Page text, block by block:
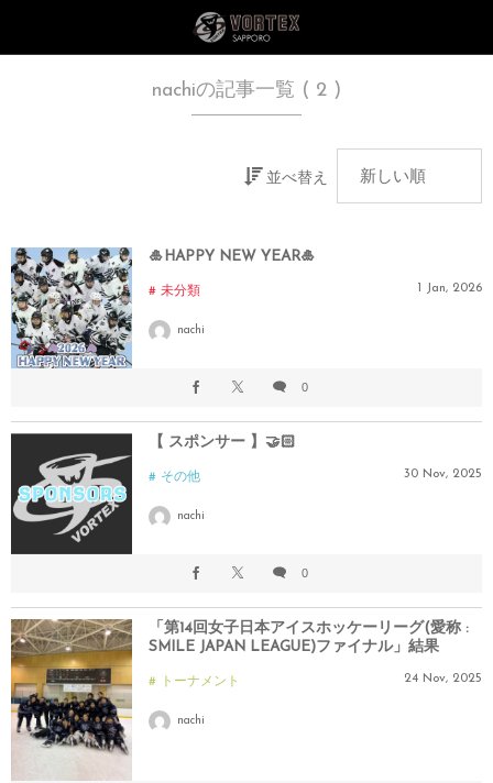
nachiの記事一覧 ( 2 )
並べ替え
🎍HAPPY NEW YEAR🎍
未分類 1 Jan, 2026
nachi
0
【 スポンサー 】🤝🏻
その他 30 Nov, 2025
nachi
0
「第14回女子日本アイスホッケーリーグ(愛称 :
SMILE JAPAN LEAGUE)ファイナル」結果
トーナメント 24 Nov, 2025
nachi